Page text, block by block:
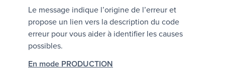
Le message indique l’origine de l’erreur et
propose un lien vers la description du code
erreur pour vous aider à identifier les causes
possibles.
En mode PRODUCTION